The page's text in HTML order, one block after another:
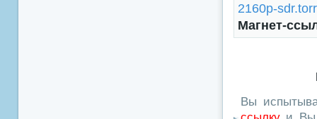
2160p-
Магнет-
Вы